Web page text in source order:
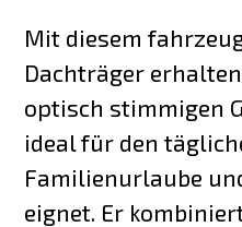
Mit diesem
Dachträger
optisch stimmigen
ideal für den
Familienurlaube
eignet. Er